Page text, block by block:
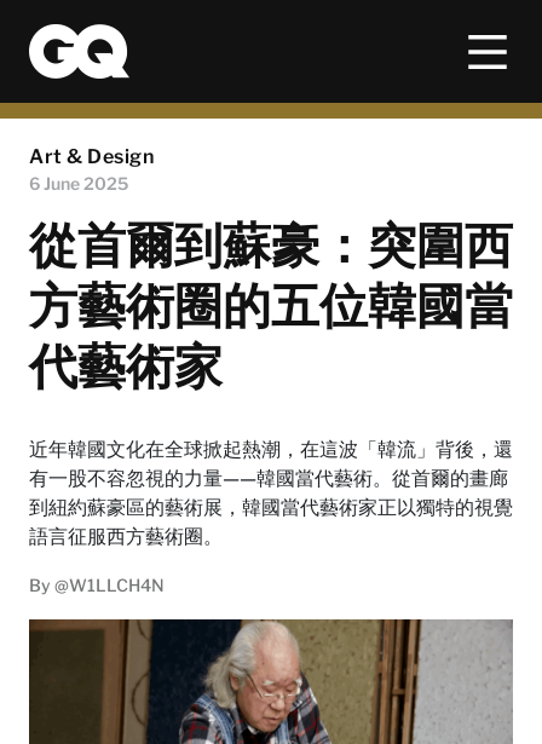
Art & Design
6 June 2025
從首爾到蘇豪：突圍西
方藝術圈的五位韓國當
代藝術家
近年韓國文化在全球掀起熱潮，在這波「韓流」背後，還
有一股不容忽視的力量——韓國當代藝術。從首爾的畫廊
到紐約蘇豪區的藝術展，韓國當代藝術家正以獨特的視覺
語言征服西方藝術圈。
By @W1LLCH4N